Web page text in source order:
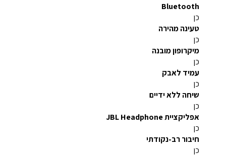
Bluetooth
כן
טעינה מהירה
כן
מיקרופון מובנה
כן
עמיד לאבק
כן
שיחה ללא ידיים
כן
אפליקציית JBL Headphone
כן
חיבור רב-נקודתי
כן